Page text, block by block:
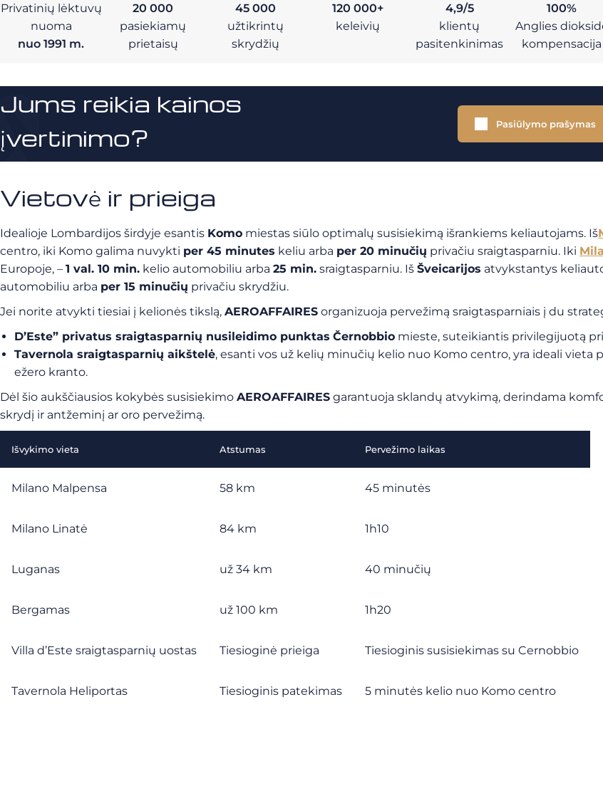
Privatinių lėktuvų
nuoma
nuo 1991 m.
20 000
pasiekiamų
prietaisų
45 000
užtikrintų
skrydžių
120 000+
keleivių
4,9/5
klientų
pasitenkinimas
100%
Anglies
kompensacija
Jums reikia kainos
įvertinimo?
Pasiūlymo prašymas
Vietovė ir prieiga
Idealioje Lombardijos širdyje esantis Komo miestas siūlo optimalų susisiekimą išrankiems keliautojams. Iš
centro, iki Komo galima nuvykti per 45 minutes keliu arba per 20 minučių privačiu sraigtasparniu. Iki
Europoje, – 1 val. 10 min. kelio automobiliu arba 25 min. sraigtasparniu. Iš Šveicarijos atvykstantys
automobiliu arba per 15 minučių privačiu skrydžiu.
Jei norite atvykti tiesiai į kelionės tikslą, AEROAFFAIRES organizuoja pervežimą sraigtasparniais į du
D’Este” privatus sraigtasparnių nusileidimo punktas Černobbio mieste, suteikiantis privilegijuotą
Tavernola sraigtasparnių aikštelė, esanti vos už kelių minučių kelio nuo Komo centro, yra ideali vieta
ežero kranto.
Dėl šio aukščiausios kokybės susisiekimo AEROAFFAIRES garantuoja sklandų atvykimą, derindama
skrydį ir antžeminį ar oro pervežimą.
Išvykimo vieta Atstumas Pervežimo laikas
Milano Malpensa 58 km 45 minutės
Milano Linatė 84 km 1h10
Luganas už 34 km 40 minučių
Bergamas už 100 km 1h20
Villa d’Este sraigtasparnių uostas Tiesioginė prieiga Tiesioginis susisiekimas su Cernobbio
Tavernola Heliportas Tiesioginis patekimas 5 minutės kelio nuo Komo centro